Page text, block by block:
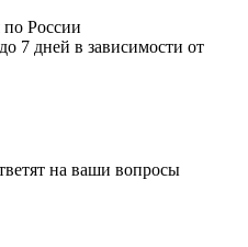
по России
7 дней в зависимости от
на ваши вопросы